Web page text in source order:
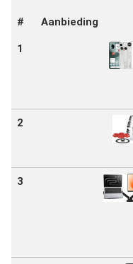
# Aanbieding
1
2
3